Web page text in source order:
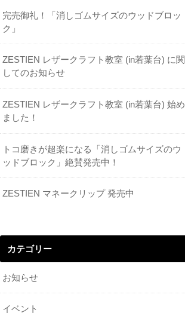
完売御礼！「消しゴムサイズのウッドブロッ
ク」
ZESTIEN レザークラフト教室 (in若葉台) に関
してのお知らせ
ZESTIEN レザークラフト教室 (in若葉台) 始め
ました！
トコ磨きが超楽になる「消しゴムサイズのウ
ッドブロック」絶賛発売中！
ZESTIEN マネークリップ 発売中
カテゴリー
お知らせ
イベント